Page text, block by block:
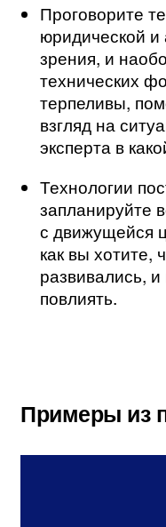
Проговорите
юридической и
зрения, и
технических
терпеливы,
взгляд на
эксперта в
Технологии
запланируйте
с движущейся
как вы хотите,
развивались,
повлиять.
Примеры из